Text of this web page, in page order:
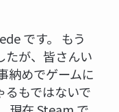
です。 もう
たが、皆さんい
納めでゲームに
るもではないで